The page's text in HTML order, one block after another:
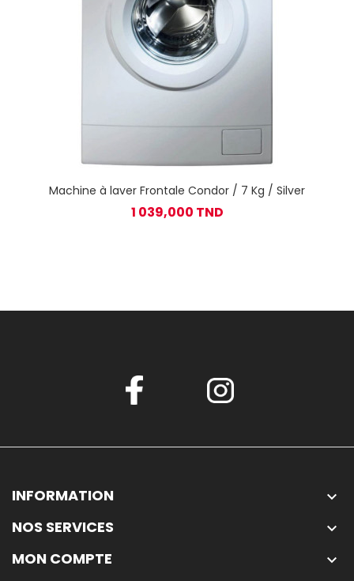
Machine à laver Frontale Condor / 7 Kg / Silver
1 039,000 TND
INFORMATION 
NOS SERVICES 
MON COMPTE 